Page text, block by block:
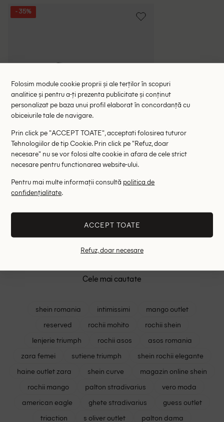
- 35%
22.75 lei 35.00 lei
RRP: 89.00 lei
ONE SIZE
Cele mai cautate
shein romania intimissimi
mango outlet
reserved
rochii mohito
rochii shein
lenjerie triumph
rochii asos
asos romania
zara femei
sutiene triumph
shein rochii elegante
haine outlet zara
shein curve
magazin online shein
rochii mango
palton stradivarius
vero moda
american eagle
ghete stradivarius
guess outlet
triaction
s oliver outlet
palton dama
Folosim module cookie proprii și ale terților în scopuri
analitice și pentru a-ți prezenta publicitate și conținut
personalizat pe baza unui profil elaborat în concordanță cu
obiceiurile tale de navigare.
Prin click pe "ACCEPT TOATE", acceptati folosirea tuturor
Tehnologiilor de tip Cookie. Prin click pe "Refuz, doar
necesare" nu se vor folosi alte cookie in afara de cele strict
necesare pentru functionarea website-ului.
Pentru mai multe informații consultă politica de
confidențialitate.
ACCEPT TOATE
Refuz, doar necesare